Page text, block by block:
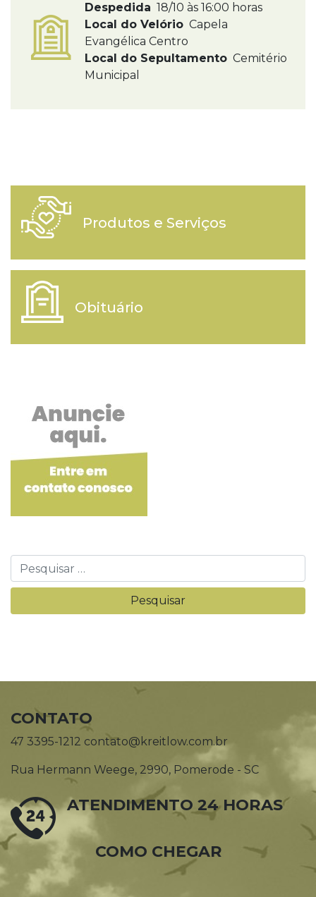
Despedida 18/10 às 16:00 horas
Local do Velório Capela
Evangélica Centro
Local do Sepultamento Cemitério
Municipal
Produtos e Serviços
Obituário
CONTATO
47 3395-1212 contato@kreitlow.com.br
Rua Hermann Weege, 2990, Pomerode - SC
ATENDIMENTO 24 HORAS
COMO CHEGAR